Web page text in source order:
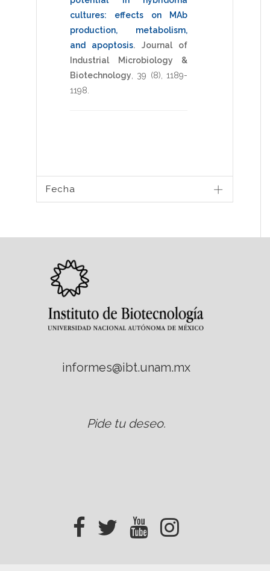
cultures: effects on MAb
production, metabolism,
and apoptosis.
Journal of
Industrial Microbiology &
Biotechnology
39 (8),1189-
1198
Fecha
informes@ibt.unam.mx
Pide tu deseo.